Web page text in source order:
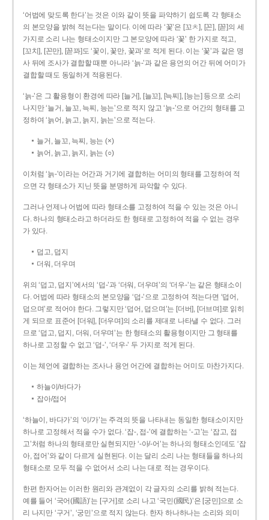
‘어법에 맞도록 한다’는 것은 이와 같이 뜻을 파악하기 쉽도록 각 형태소
의 본모양을 밝혀 적는다는 말이다. 이에 따라 ‘꽃’은 [꼬ㅊ], [꼰], [꼳]의 세
가지로 소리 나는 형태소이지만 그 본모양에 따라 ‘꽃’ 한 가지로 적고,
[꼬치], [꼰만], [꼳꽈]도 ‘꽃이, 꽃만, 꽃과’로 적게 된다. 이는 ‘꽃’과 같은 명
사 뒤에 조사가 결합할 때뿐 아니라 ‘늙-’과 같은 용언의 어간 뒤에 어미가
결합할 때도 동일하게 적용된다.
‘늙-’은 그 활용형이 환경에 따라 [늘거], [늘꼬], [늑찌], [능는] 등으로 소리
나지만 ‘늘거, 늘꼬, 늑찌, 능는’으로 적지 않고 ‘늙-’으로 어간의 형태를 고
정하여 ‘늙어, 늙고, 늙지, 늙는’으로 적는다.
늘거, 늘꼬, 늑찌, 능는 (×)
늙어, 늙고, 늙지, 늙는 (○)
이처럼 ‘늙-­’이라는 어간과 거기에 결합하는 어미의 형태를 고정하여 적
으면 각 형태소가 지닌 뜻을 분명하게 파악할 수 있다.
그러나 언제나 어법에 따라 형태소를 고정하여 적을 수 있는 것은 아니
다. 하나의 형태소라고 하더라도 한 형태로 고정하여 적을 수 없는 경우
가 있다.
덥고, 덥지
더워, 더우며
위의 ‘덥고, 덥지’에서의 ‘덥-­’과 ‘더워, 더우며’의 ‘더우-­’는 같은 형태소이
다. 어법에 따라 형태소의 본모양을 ‘덥-­’으로 고정하여 적는다면 ‘덥어,
덥으며’로 적어야 한다. 그렇지만 ‘덥어, 덥으며’는 [더버], [더브며]로 읽히
게 되므로 표준어 [더워], [더우며]의 소리를 제대로 나타낼 수 없다. 그러
므로 ‘덥고, 덥지, 더워, 더우며’는 한 형태소의 활용형이지만 그 형태를
하나로 고정할 수 없고 ‘덥-’, ‘더우-’ 두 가지로 적게 된다.
이는 체언에 결합하는 조사나 용언 어간에 결합하는 어미도 마찬가지다.
하늘이/바다가
잡아/접어
‘하늘이, 바다가’의 ‘이/가’는 주격의 뜻을 나타내는 동일한 형태소이지만
하나로 고정해서 적을 수가 없다. ‘잡-, 접-’에 결합하는 ‘-고’는 ‘잡고, 접
고’처럼 하나의 형태로만 실현되지만 ‘-아/-어’는 하나의 형태소인데도 ‘잡
아, 접어’와 같이 다르게 실현된다. 이는 달리 소리 나는 형태들을 하나의
형태소로 모두 적을 수 없어서 소리 나는 대로 적는 경우이다.
한편 한자어는 이러한 원리와 관계없이 각 글자의 소리를 밝혀 적는다.
예를 들어 ‘국어(國語)’는 [구거]로 소리 나고 ‘국민(國民)’은 [궁민]으로 소
리 나지만 ‘구거’, ‘궁민’으로 적지 않는다. 한자 하나하나는 소리와 의미